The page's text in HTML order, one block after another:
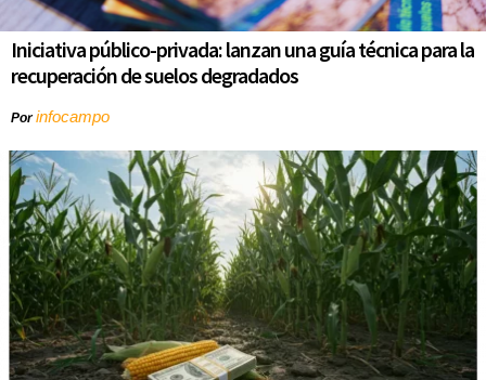
Iniciativa público-privada: lanzan una guía técnica para la
recuperación de suelos degradados
Porinfocampo